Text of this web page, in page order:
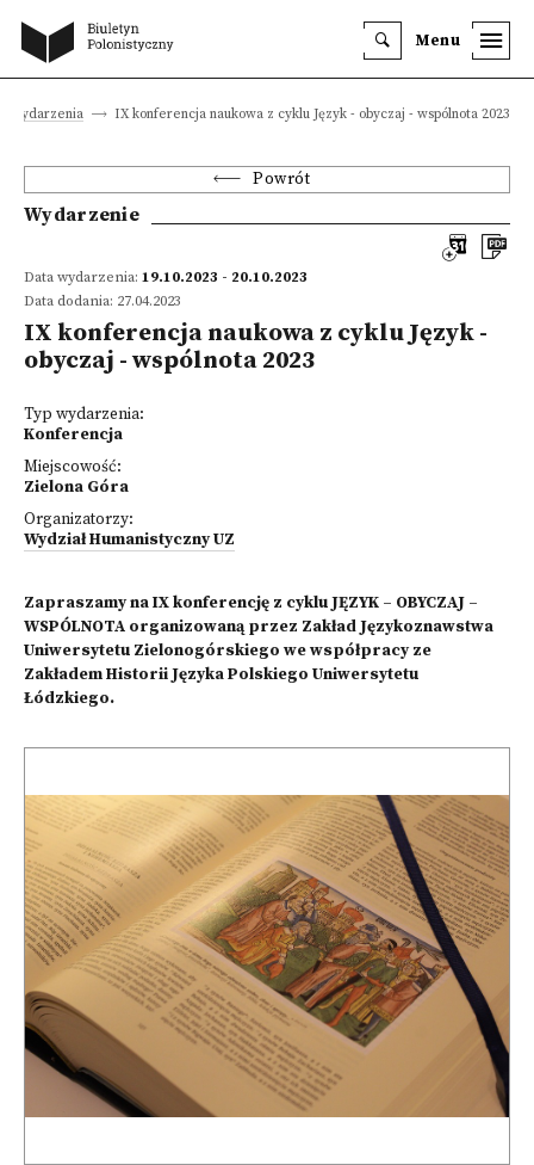
Menu
Wydarzenia IX konferencja naukowa z cyklu Język - obyczaj - wspólnota 2023
Powrót
Wydarzenie
Data wydarzenia: 19.10.2023 - 20.10.2023
Data dodania: 27.04.2023
IX konferencja naukowa z cyklu Język -
obyczaj - wspólnota 2023
Typ wydarzenia:
Konferencja
Miejscowość:
Zielona Góra
Organizatorzy:
Wydział Humanistyczny UZ
Zapraszamy na IX konferencję z cyklu JĘZYK – OBYCZAJ –
WSPÓLNOTA organizowaną przez Zakład Językoznawstwa
Uniwersytetu Zielonogórskiego we współpracy ze
Zakładem Historii Języka Polskiego Uniwersytetu
Łódzkiego.